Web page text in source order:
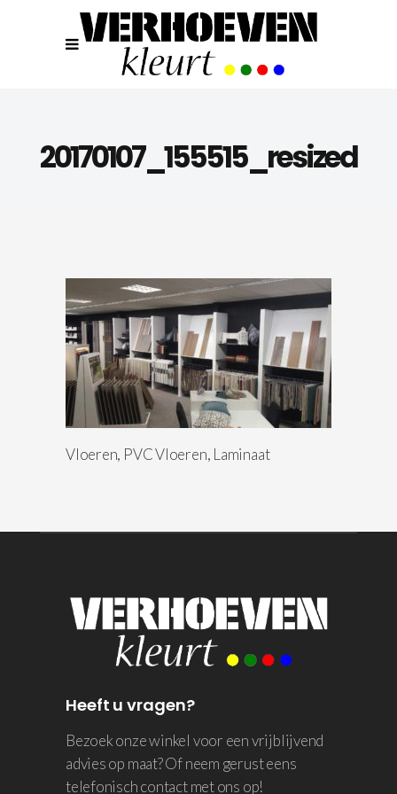
20170107_155515_resized
Vloeren, PVC Vloeren, Laminaat
Heeft u vragen?
Bezoek onze winkel voor een vrijblijvend
advies op maat? Of neem gerust eens
telefonisch contact met ons op!